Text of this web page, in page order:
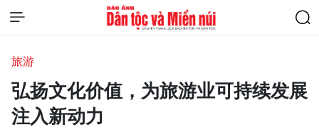
旅游
弘扬文化价值，为旅游业可持续发展
注入新动力